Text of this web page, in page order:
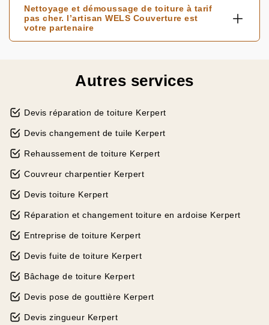
Nettoyage et démoussage de toiture à tarif
pas cher. l’artisan WELS Couverture est
votre partenaire
Autres services
Devis réparation de toiture Kerpert
Devis changement de tuile Kerpert
Rehaussement de toiture Kerpert
Couvreur charpentier Kerpert
Devis toiture Kerpert
Réparation et changement toiture en ardoise Kerpert
Entreprise de toiture Kerpert
Devis fuite de toiture Kerpert
Bâchage de toiture Kerpert
Devis pose de gouttière Kerpert
Devis zingueur Kerpert